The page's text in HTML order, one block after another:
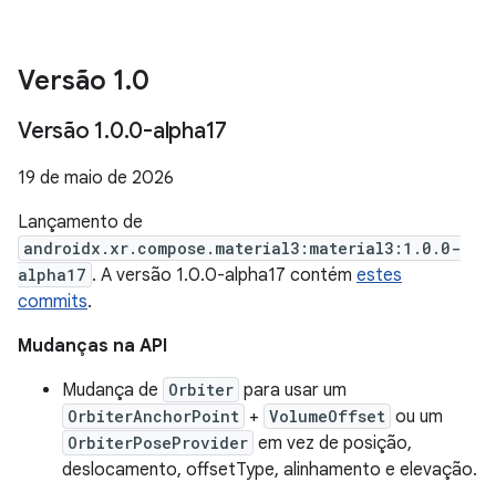
Versão 1.0
Versão 1.0.0-alpha17
19 de maio de 2026
Lançamento de
androidx.xr.compose.material3:material3:1.0.0-
alpha17 . A versão 1.0.0-alpha17 contém estes
commits.
Mudanças na API
Mudança de Orbiter para usar um
OrbiterAnchorPoint + VolumeOffset ou um
OrbiterPoseProvider em vez de posição,
deslocamento, offsetType, alinhamento e elevação.